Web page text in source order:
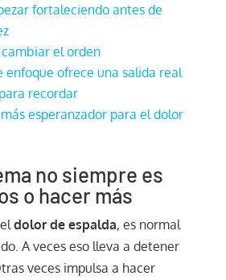
fortaleciendo antes de
cambiar el orden
enfoque ofrece una salida real
recordar
esperanzador para el dolor
no siempre es
o hacer más
dolor de espalda, es normal
A veces eso lleva a detener
veces impulsa a hacer